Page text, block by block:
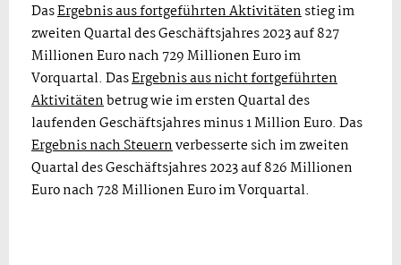
DasErgebnis aus fortgeführten Aktivitätenstieg im
zweiten Quartal des Geschäftsjahres 2023 auf 827
Millionen Euro nach 729 Millionen Euro im
Vorquartal. DasErgebnis aus nicht fortgeführten
Aktivitätenbetrug wie im ersten Quartal des
laufenden Geschäftsjahres minus 1 Million Euro. Das
Ergebnis nach Steuernverbesserte sich im zweiten
Quartal des Geschäftsjahres 2023 auf 826 Millionen
Euro nach 728 Millionen Euro im Vorquartal.